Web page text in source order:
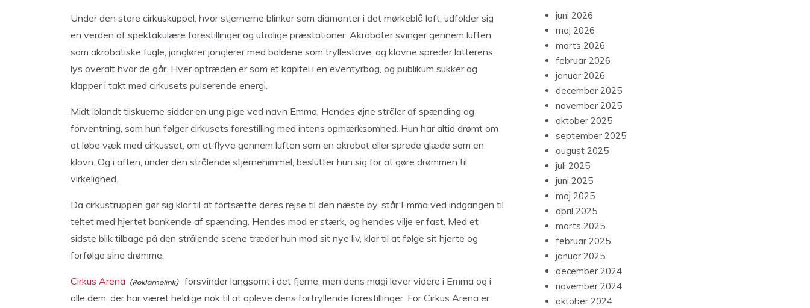
Under den store cirkuskuppel, hvor stjernerne blinker som diamanter i det mørkeblå loft, udfolder sig
en verden af spektakulære forestillinger og utrolige præstationer. Akrobater svinger gennem luften
som akrobatiske fugle, jonglører jonglerer med boldene som tryllestave, og klovne spreder latterens
lys overalt hvor de går. Hver optræden er som et kapitel i en eventyrbog, og publikum sukker og
klapper i takt med cirkusets pulserende energi.
Midt iblandt tilskuerne sidder en ung pige ved navn Emma. Hendes øjne stråler af spænding og
forventning, som hun følger cirkusets forestilling med intens opmærksomhed. Hun har altid drømt om
at løbe væk med cirkusset, om at flyve gennem luften som en akrobat eller sprede glæde som en
klovn. Og i aften, under den strålende stjernehimmel, beslutter hun sig for at gøre drømmen til
virkelighed.
Da cirkustruppen gør sig klar til at fortsætte deres rejse til den næste by, står Emma ved indgangen til
teltet med hjertet bankende af spænding. Hendes mod er stærk, og hendes vilje er fast. Med et
sidste blik tilbage på den strålende scene træder hun mod sit nye liv, klar til at følge sit hjerte og
forfølge sine drømme.
Cirkus Arena
forsvinder langsomt i det fjerne, men dens magi lever videre i Emma og i
alle dem, der har været heldige nok til at opleve dens fortryllende forestillinger. For Cirkus Arena er
juni 2026
maj 2026
marts 2026
februar 2026
januar 2026
december 2025
november 2025
oktober 2025
september 2025
august 2025
juli 2025
juni 2025
maj 2025
april 2025
marts 2025
februar 2025
januar 2025
december 2024
november 2024
oktober 2024